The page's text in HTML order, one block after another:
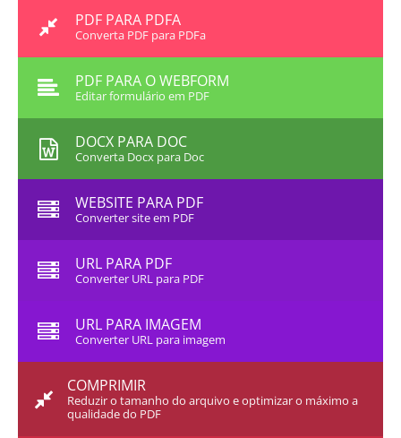
PDF PARA PDFA
Converta PDF para PDFa
PDF PARA O WEBFORM
Editar formulário em PDF
DOCX PARA DOC
Converta Docx para Doc
WEBSITE PARA PDF
Converter site em PDF
URL PARA PDF
Converter URL para PDF
URL PARA IMAGEM
Converter URL para imagem
COMPRIMIR
Reduzir o tamanho do arquivo e optimizar o máximo a
qualidade do PDF